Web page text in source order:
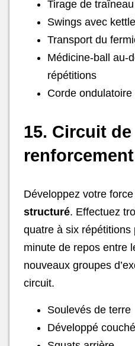
Tirage de
Swings avec
Transport du
Médicine-ball au-
répétitions
Corde
15. Circuit de
Développez votre
structuré. Effectuez
quatre à six
minute de repos entre
nouveaux groupes
circuit.
Soulevés de terre
Développé couché